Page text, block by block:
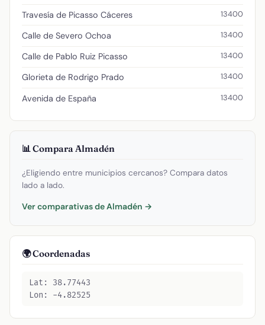
Travesía de Picasso Cáceres 13400
Calle de Severo Ochoa 13400
Calle de Pablo Ruiz Picasso 13400
Glorieta de Rodrigo Prado 13400
Avenida de España 13400
📊 Compara Almadén
¿Eligiendo entre municipios cercanos? Compara datos
lado a lado.
Ver comparativas de Almadén →
🌍 Coordenadas
Lat: 38.77443
Lon: -4.82525